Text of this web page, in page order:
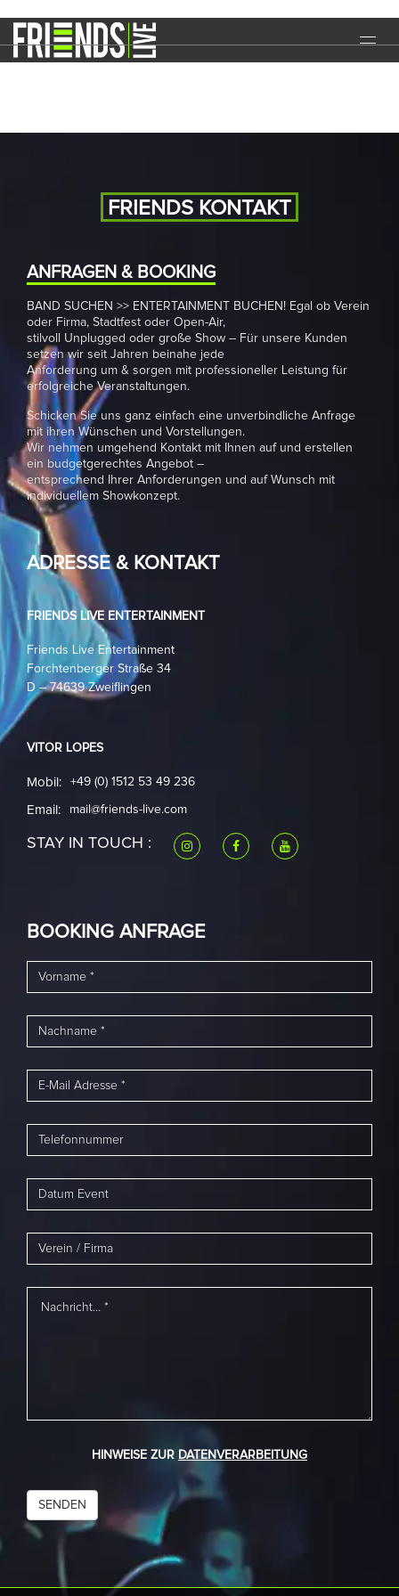
REFERENZEN
DOWNLOADS
KONTAKT
IMPRESSUM
Freimarkt
FRIENDS KONTAKT
ANFRAGEN & BOOKING
BAND SUCHEN >> ENTERTAINMENT BUCHEN! Egal ob Verein
oder Firma, Stadtfest oder Open-Air,
stilvoll Unplugged oder große Show – Für unsere Kunden
setzen wir seit Jahren beinahe jede
Anforderung um & sorgen mit professioneller Leistung für
erfolgreiche Veranstaltungen.
Schicken Sie uns ganz einfach eine unverbindliche Anfrage
mit ihren Wünschen und Vorstellungen.
Wir nehmen umgehend Kontakt mit Ihnen auf und erstellen
ein budgetgerechtes Angebot –
entsprechend Ihrer Anforderungen und auf Wunsch mit
individuellem Showkonzept.
ADRESSE & KONTAKT
FRIENDS LIVE ENTERTAINMENT
Friends Live Entertainment
Forchtenberger Straße 34
D – 74639 Zweiflingen
VITOR LOPES
Mobil: +49 (0) 1512 53 49 236
Email: mail@friends-live.com
STAY IN TOUCH :
BOOKING ANFRAGE
HINWEISE ZUR DATENVERARBEITUNG